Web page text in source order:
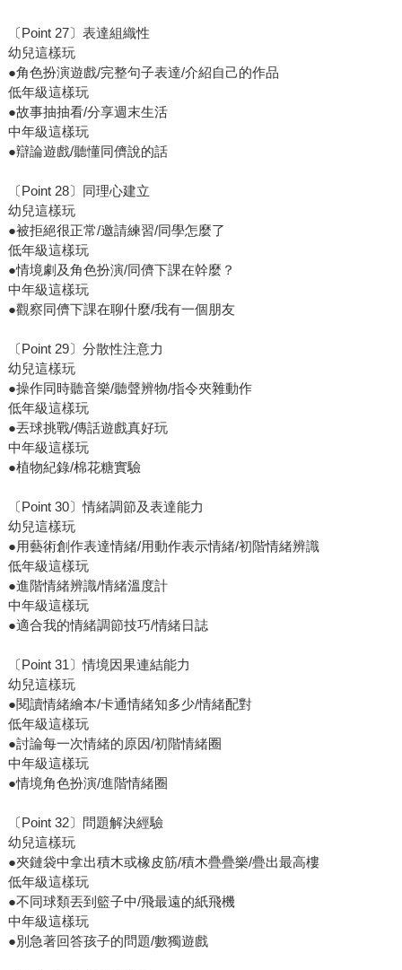
〔Point 27〕表達組織性
幼兒這樣玩
●角色扮演遊戲/完整句子表達/介紹自己的作品
低年級這樣玩
●故事抽抽看/分享週末生活
中年級這樣玩
●辯論遊戲/聽懂同儕說的話
〔Point 28〕同理心建立
幼兒這樣玩
●被拒絕很正常/邀請練習/同學怎麼了
低年級這樣玩
●情境劇及角色扮演/同儕下課在幹麼？
中年級這樣玩
●觀察同儕下課在聊什麼/我有一個朋友
〔Point 29〕分散性注意力
幼兒這樣玩
●操作同時聽音樂/聽聲辨物/指令夾雜動作
低年級這樣玩
●丟球挑戰/傳話遊戲真好玩
中年級這樣玩
●植物紀錄/棉花糖實驗
〔Point 30〕情緒調節及表達能力
幼兒這樣玩
●用藝術創作表達情緒/用動作表示情緒/初階情緒辨識
低年級這樣玩
●進階情緒辨識/情緒溫度計
中年級這樣玩
●適合我的情緒調節技巧/情緒日誌
〔Point 31〕情境因果連結能力
幼兒這樣玩
●閱讀情緒繪本/卡通情緒知多少/情緒配對
低年級這樣玩
●討論每一次情緒的原因/初階情緒圈
中年級這樣玩
●情境角色扮演/進階情緒圈
〔Point 32〕問題解決經驗
幼兒這樣玩
●夾鏈袋中拿出積木或橡皮筋/積木疊疊樂/疊出最高樓
低年級這樣玩
●不同球類丟到籃子中/飛最遠的紙飛機
中年級這樣玩
●別急著回答孩子的問題/數獨遊戲